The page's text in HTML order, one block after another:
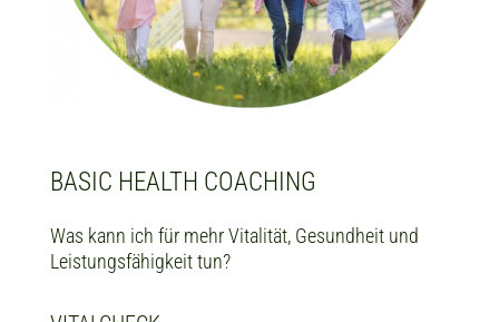
BASIC HEALTH COACHING
Was kann ich für mehr Vitalität, Gesundheit und
Leistungsfähigkeit tun?